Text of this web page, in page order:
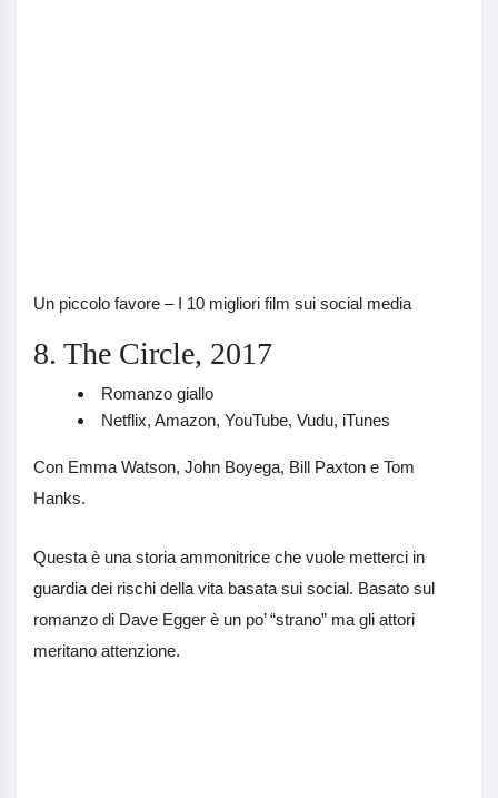
Un piccolo favore – I 10 migliori film sui social media
8. The Circle, 2017
Romanzo giallo
Netflix, Amazon, YouTube, Vudu, iTunes
Con Emma Watson, John Boyega, Bill Paxton e Tom
Hanks.
Questa è una storia ammonitrice che vuole metterci in
guardia dei rischi della vita basata sui social. Basato sul
romanzo di Dave Egger è un po’ “strano” ma gli attori
meritano attenzione.